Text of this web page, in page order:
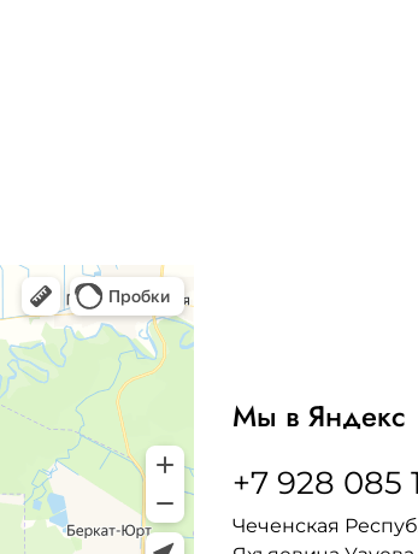
Мы в Яндекс
+7 928 085
Чеченская